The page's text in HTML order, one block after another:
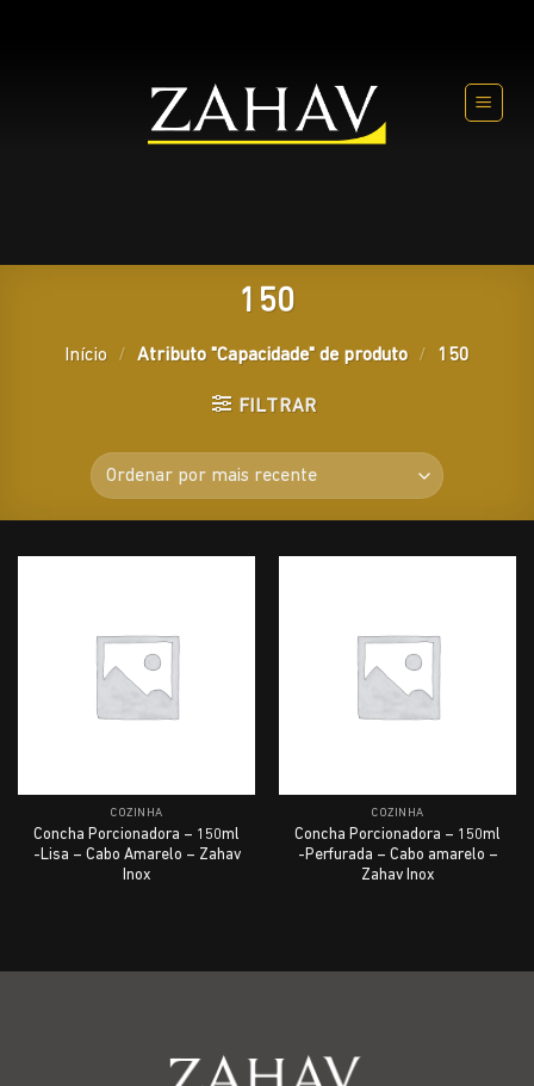
150
Início / Atributo "Capacidade" de produto / 150
FILTRAR
COZINHA
Concha Porcionadora – 150ml
-Lisa – Cabo Amarelo – Zahav
Inox
COZINHA
Concha Porcionadora – 150ml
-Perfurada – Cabo amarelo –
Zahav Inox